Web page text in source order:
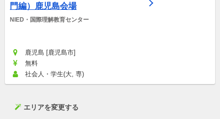
門編）鹿児島会場
NIED・国際理解教育センター
鹿児島 [鹿児島市]
無料
社会人・学生(大, 専)
エリアを変更する